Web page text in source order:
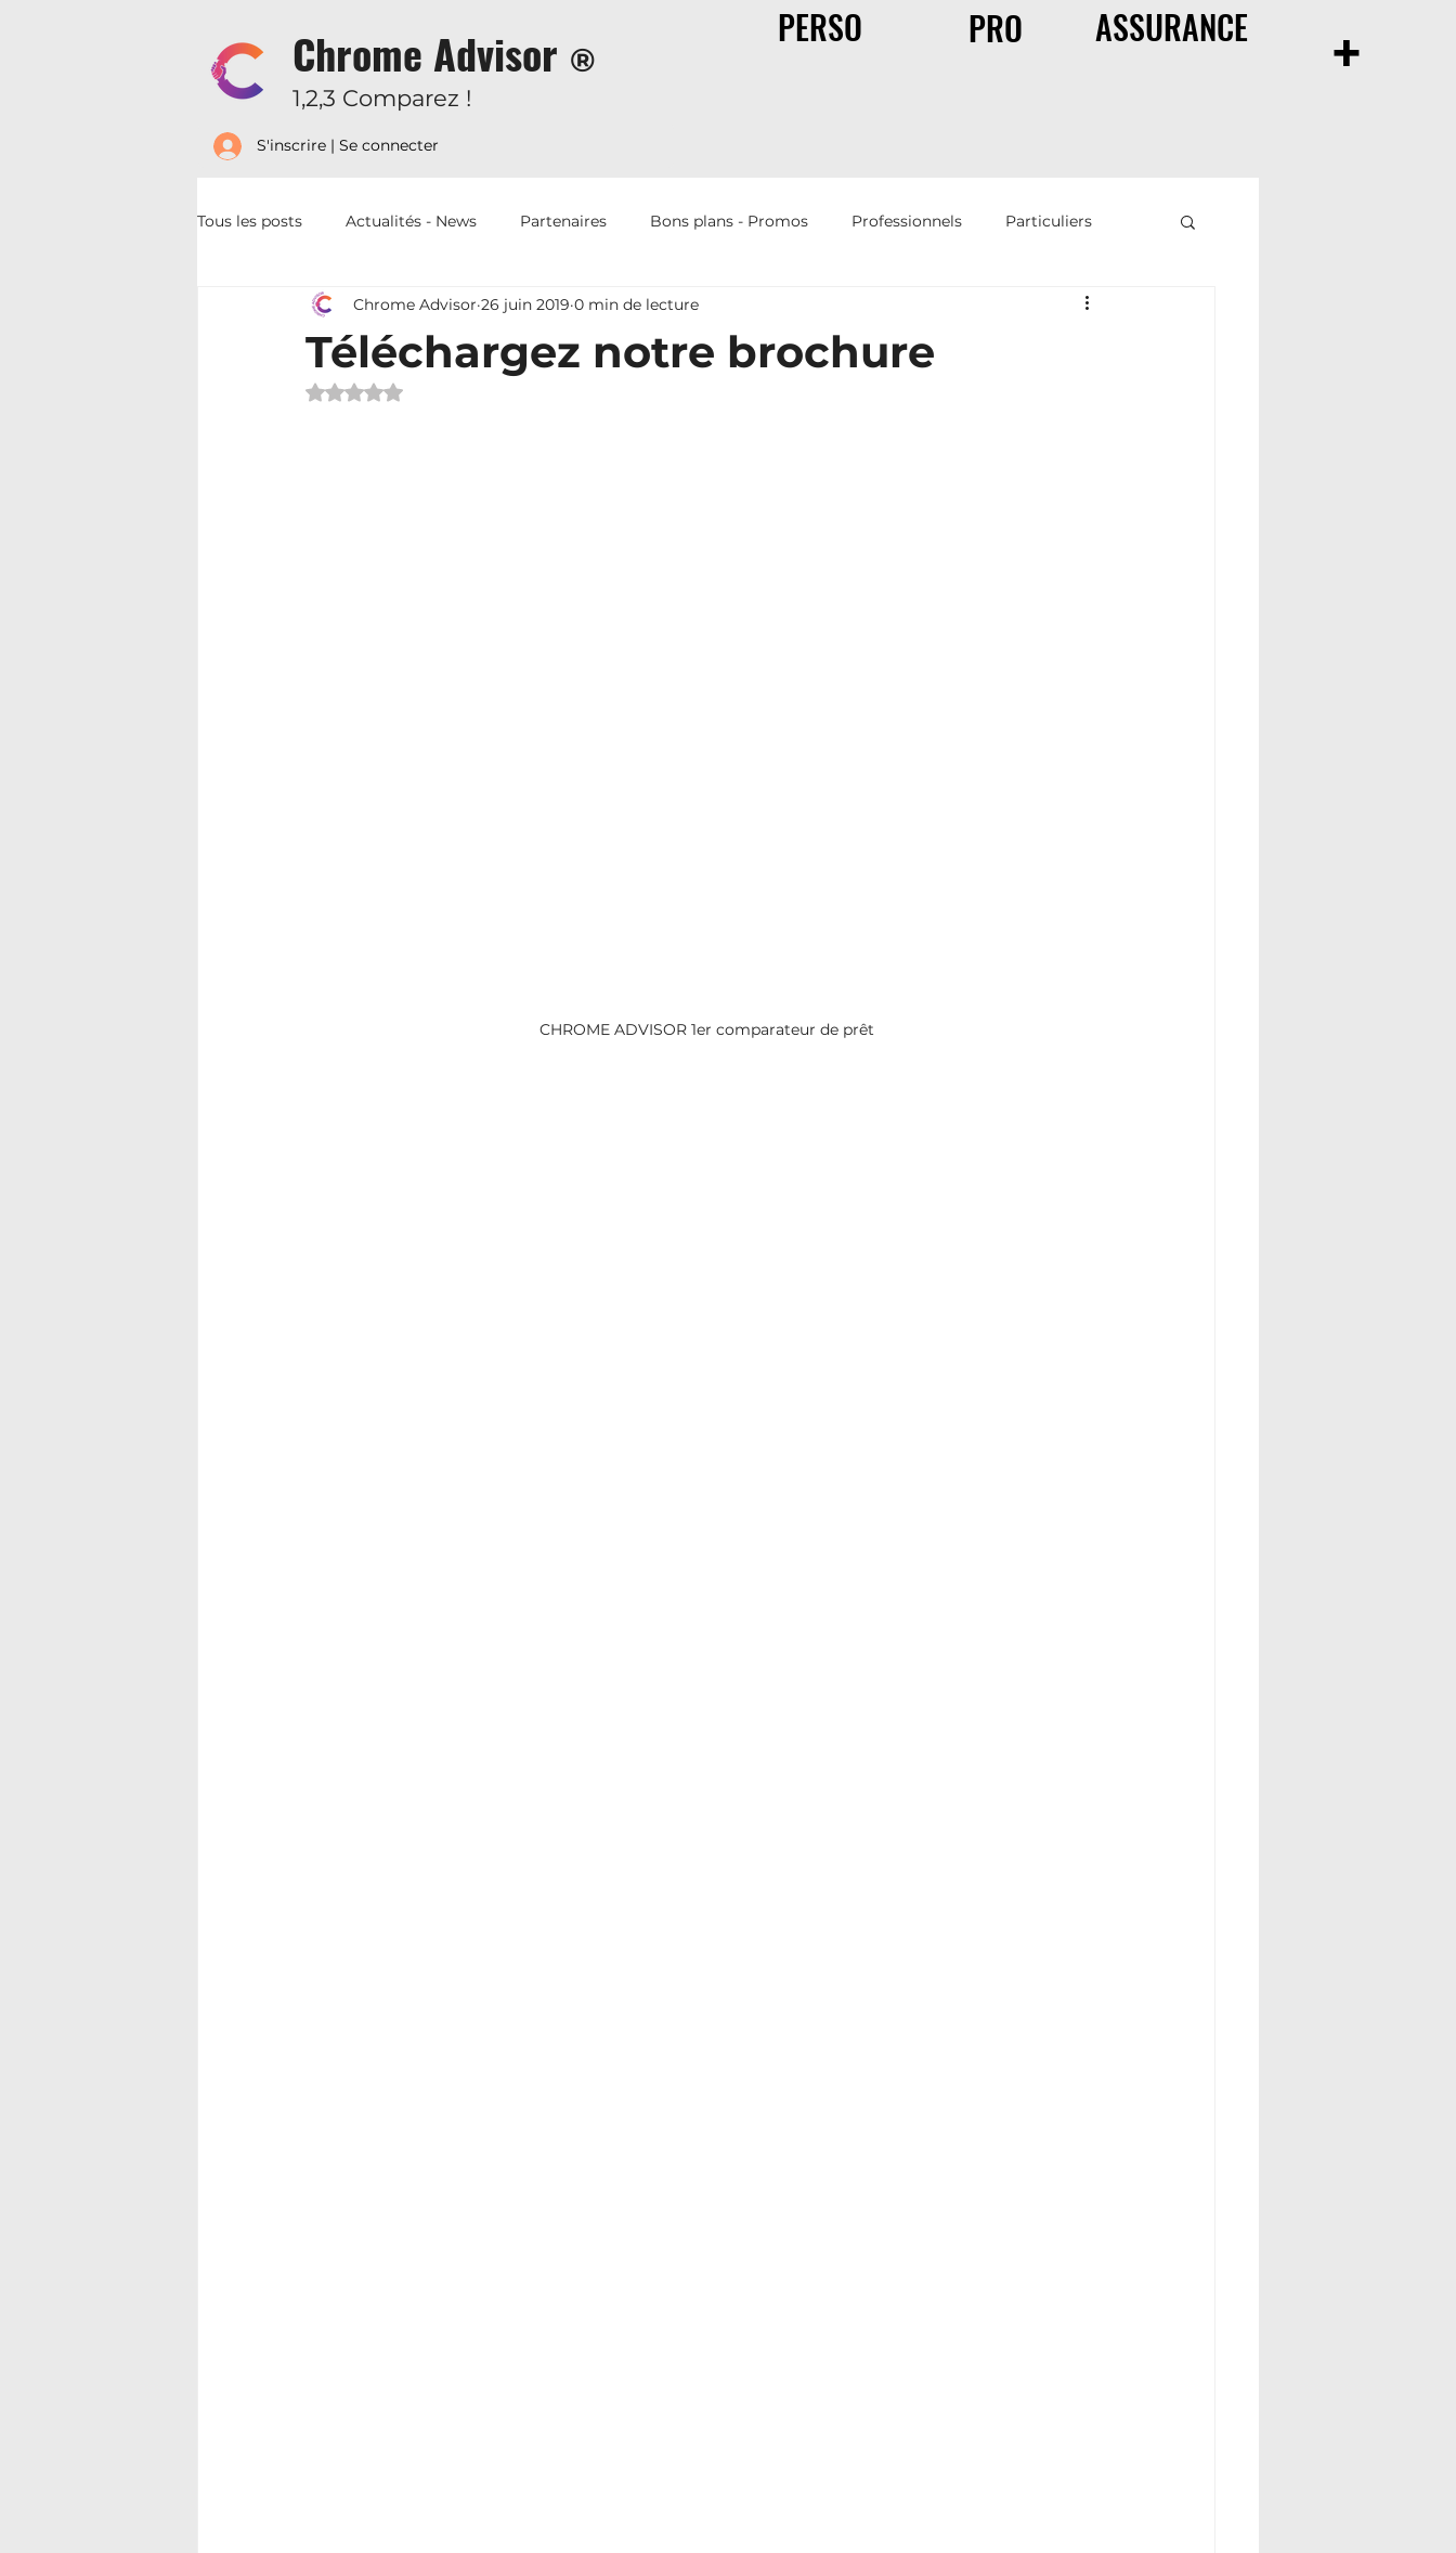
Chrome Advisor ®
1,2,3 Comparez !
S'inscrire | Se connecter
PERSO PRO ASSURANCE +
Tous les posts Actualités - News Partenaires Bons plans - Promos Professionnels Particuliers
Lexique - Conditions - Garanties Offres d'emplois Humour
Téléchargez notre brochure
Chrome Advisor 26 juin 2019 0 min de lecture
Noté NaN étoiles sur 5.
CHROME ADVISOR 1er comparateur de prêt